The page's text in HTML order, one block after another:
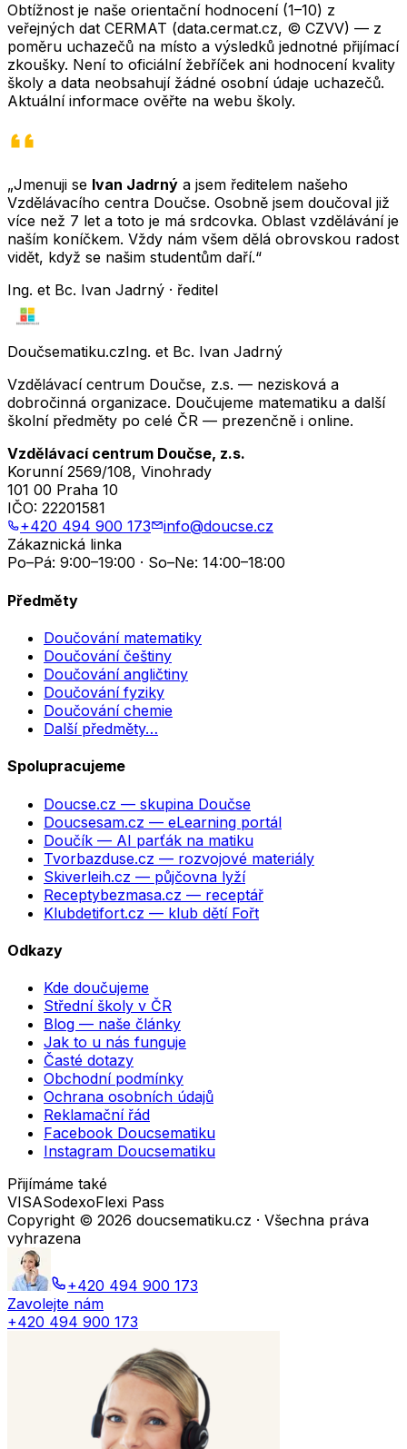
Obtížnost je naše orientační hodnocení (1–10) z
veřejných dat CERMAT (data.cermat.cz, © CZVV) — z
poměru uchazečů na místo a výsledků jednotné přijímací
zkoušky. Není to oficiální žebříček ani hodnocení kvality
školy a data neobsahují žádné osobní údaje uchazečů.
Aktuální informace ověřte na webu školy.
„Jmenuji se Ivan Jadrný a jsem ředitelem našeho
Vzdělávacího centra Doučse. Osobně jsem doučoval již
více než 7 let a toto je má srdcovka. Oblast vzdělávání je
naším koníčkem. Vždy nám všem dělá obrovskou radost
vidět, když se našim studentům daří.“
Ing. et Bc. Ivan Jadrný · ředitel
Doučsematiku.czIng. et Bc. Ivan Jadrný
Vzdělávací centrum Doučse, z.s. — nezisková a
dobročinná organizace. Doučujeme matematiku a další
školní předměty po celé ČR — prezenčně i online.
Vzdělávací centrum Doučse, z.s.
Korunní 2569/108, Vinohrady
101 00 Praha 10
IČO: 22201581
+420 494 900 173
info@doucse.cz
Zákaznická linka
Po–Pá: 9:00–19:00 · So–Ne: 14:00–18:00
Předměty
Doučování matematiky
Doučování češtiny
Doučování angličtiny
Doučování fyziky
Doučování chemie
Další předměty…
Spolupracujeme
Doucse.cz — skupina Doučse
Doucsesam.cz — eLearning portál
Doučík — AI parťák na matiku
Tvorbazduse.cz — rozvojové materiály
Skiverleih.cz — půjčovna lyží
Receptybezmasa.cz — receptář
Klubdetifort.cz — klub dětí Fořt
Odkazy
Kde doučujeme
Střední školy v ČR
Blog — naše články
Jak to u nás funguje
Časté dotazy
Obchodní podmínky
Ochrana osobních údajů
Reklamační řád
Facebook Doucsematiku
Instagram Doucsematiku
Přijímáme také
VISASodexoFlexi Pass
Copyright © 2026 doucsematiku.cz · Všechna práva
vyhrazena
+420 494 900 173
Zavolejte nám
+420 494 900 173